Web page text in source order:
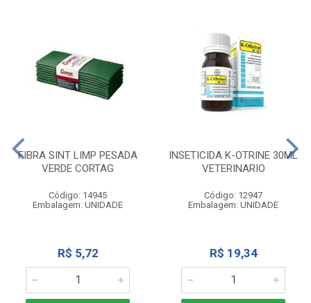
FIBRA SINT LIMP PESADA
VERDE CORTAG
Código: 14945
Embalagem: UNIDADE
R$ 5,72
INSETICIDA K-OTRINE 30ML
VETERINARIO
Código: 12947
Embalagem: UNIDADE
R$ 19,34